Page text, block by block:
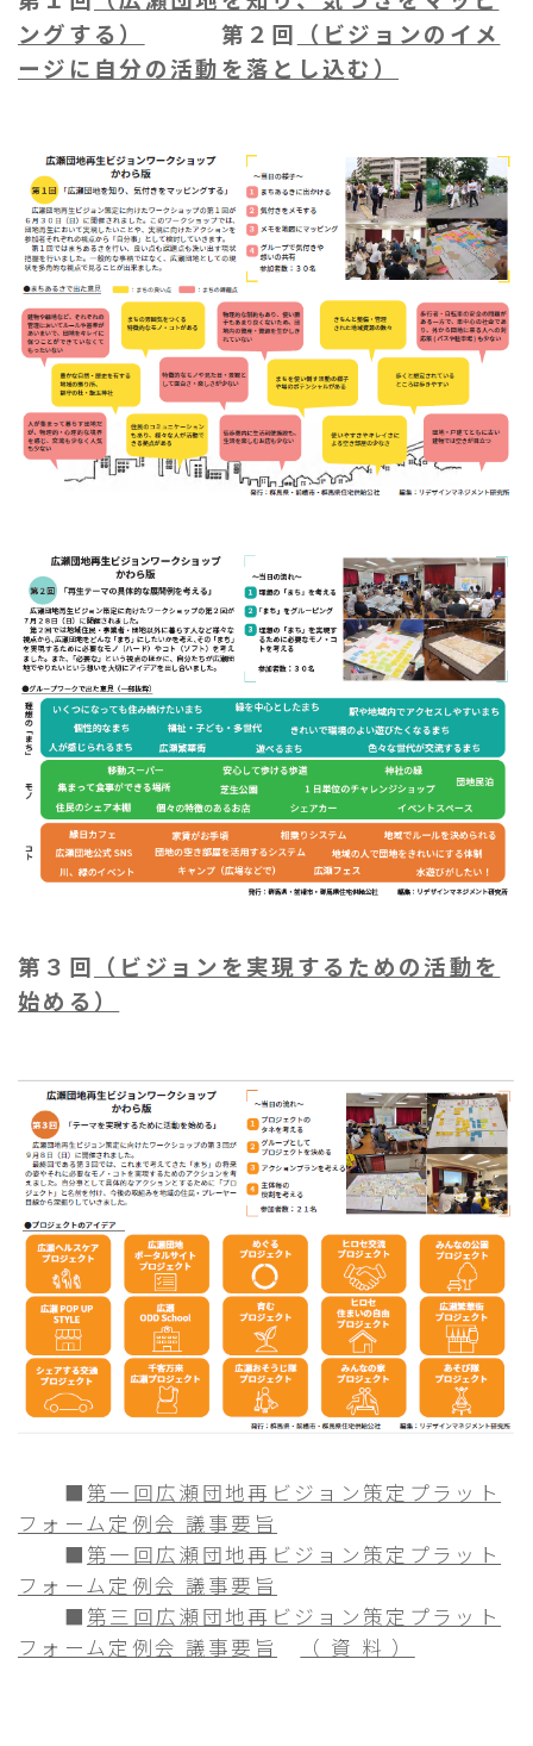
ングする）
第２回 （ビジョンのイメ
ージに自分の活動を落とし込む）
第３回 （ビジョンを実現するための活動を
始める）
■ 第一回広瀬団地再ビジョン策定プラット
フォーム定例会 議事要旨
■ 第一回広瀬団地再ビジョン策定プラット
フォーム定例会 議事要旨
■ 第三回広瀬団地再ビジョン策定プラット
フォーム定例会 議事要旨
（ 資 料 ）